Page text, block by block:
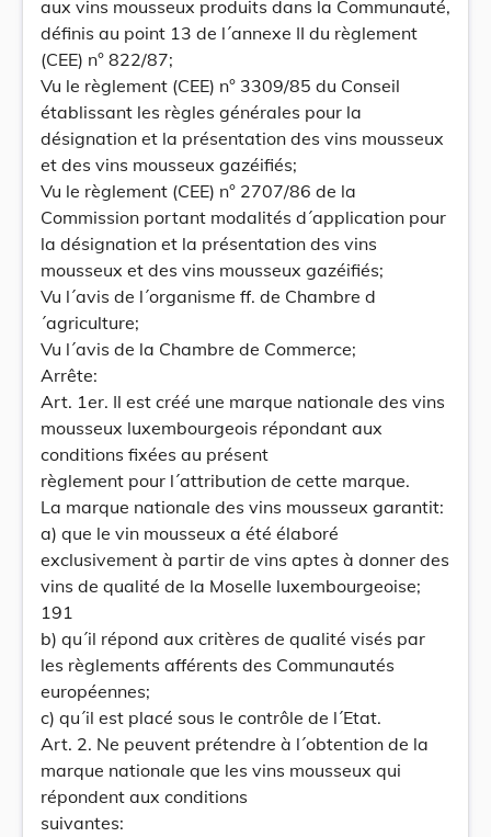
aux vins mousseux produits dans la Communauté,
définis au point 13 de l´annexe II du règlement
(CEE) n° 822/87;
Vu le règlement (CEE) n° 3309/85 du Conseil
établissant les règles générales pour la
désignation et la présentation des vins mousseux
et des vins mousseux gazéifiés;
Vu le règlement (CEE) n° 2707/86 de la
Commission portant modalités d´application pour
la désignation et la présentation des vins
mousseux et des vins mousseux gazéifiés;
Vu l´avis de l´organisme ff. de Chambre d
´agriculture;
Vu l´avis de la Chambre de Commerce;
Arrête:
Art. 1er. Il est créé une marque nationale des vins
mousseux luxembourgeois répondant aux
conditions fixées au présent
règlement pour l´attribution de cette marque.
La marque nationale des vins mousseux garantit:
a) que le vin mousseux a été élaboré
exclusivement à partir de vins aptes à donner des
vins de qualité de la Moselle luxembourgeoise;
191
b) qu´il répond aux critères de qualité visés par
les règlements afférents des Communautés
européennes;
c) qu´il est placé sous le contrôle de l´Etat.
Art. 2. Ne peuvent prétendre à l´obtention de la
marque nationale que les vins mousseux qui
répondent aux conditions
suivantes: